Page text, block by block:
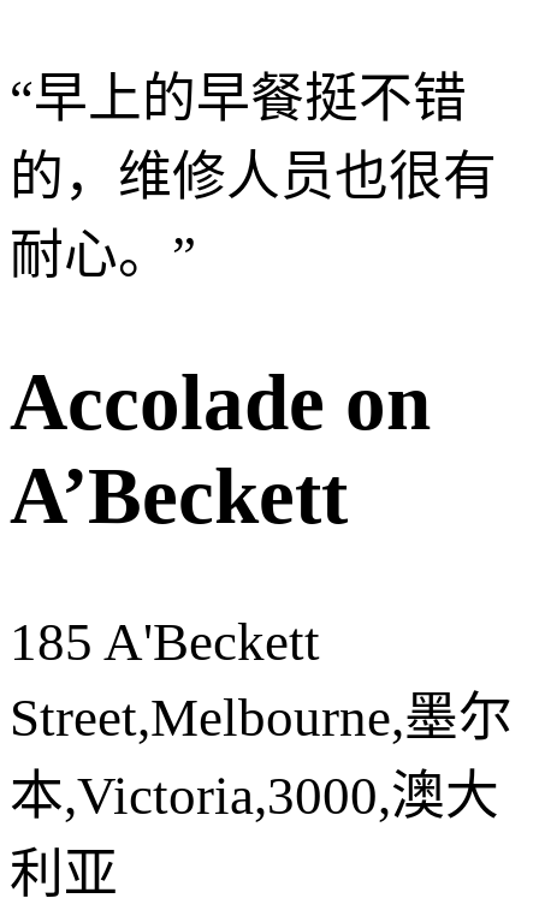
“早上的早餐挺不错
的，维修人员也很有
耐心。 ”
Accolade on
A’Beckett
185 A'Beckett
Street,Melbourne,墨尔
本,Victoria,3000,澳大
利亚